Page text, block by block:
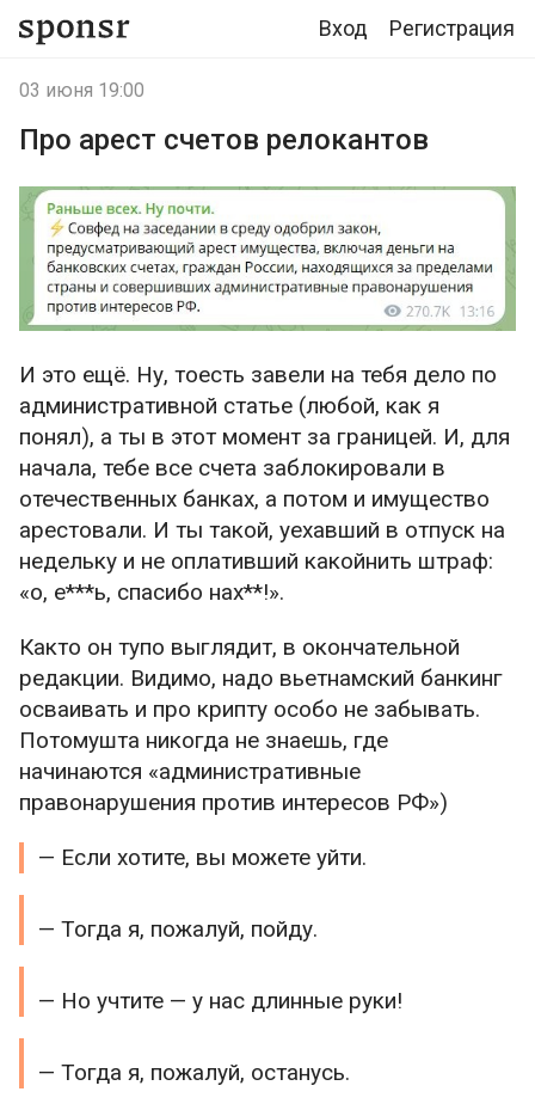
Вход Регистрация
03 июня 19:00
Про арест счетов релокантов
И это ещё. Ну, тоесть завели на тебя дело по
административной статье (любой, как я
понял), а ты в этот момент за границей. И, для
начала, тебе все счета заблокировали в
отечественных банках, а потом и имущество
арестовали. И ты такой, уехавший в отпуск на
недельку и не оплативший какойнить штраф:
«о, е***ь, спасибо нах**!».
Както он тупо выглядит, в окончательной
редакции. Видимо, надо вьетнамский банкинг
осваивать и про крипту особо не забывать.
Потомушта никогда не знаешь, где
начинаются «административные
правонарушения против интересов РФ»)
— Если хотите, вы можете уйти.
— Тогда я, пожалуй, пойду.
— Но учтите — у нас длинные руки!
— Тогда я, пожалуй, останусь.